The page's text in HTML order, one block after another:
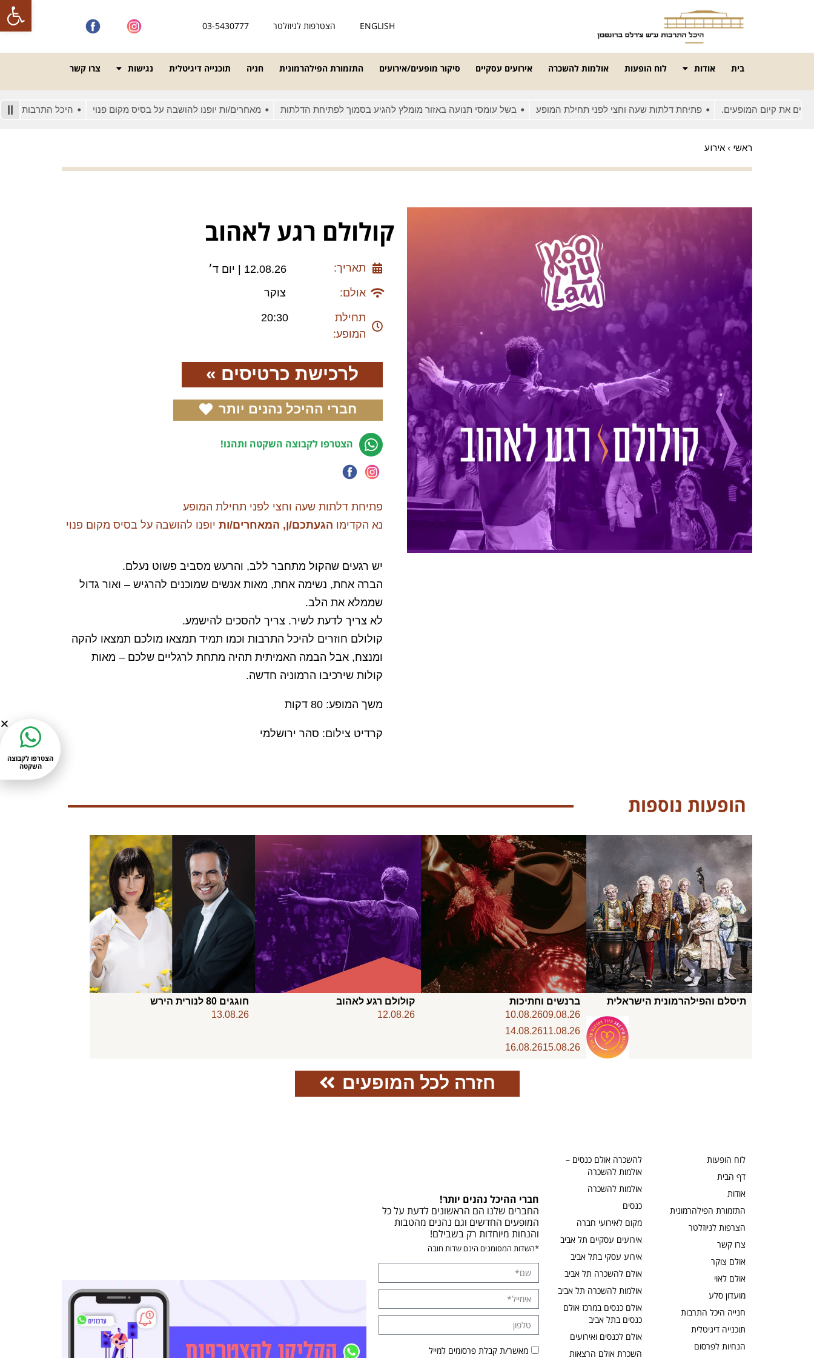
פתח
ENGLISH הצטרפות לניוזלטר 03-5430777
בית אודות לוח הופעות אולמות להשכרה אירועים עסקיים סיקור מופעים/אירועים התזמורת הפילהרמונית חניה תוכנייה דיגיטלית נגישות צרו קשר
קיום המופעים. פתיחת דלתות שעה וחצי לפני תחילת המופע בשל עומסי תנועה באזור מומלץ להגיע בסמוך לפתיחת הדלתות מאחרים/ות יופנו להושבה על בסיס מקום פנוי היכל התרבות מונגש
ראשי › אירוע
קולולם רגע לאהוב
תאריך:
12.08.26 | יום ד׳
אולם:
צוקר
תחילת
המופע:
20:30
לרכישת כרטיסים »
חברי ההיכל נהנים יותר
הצטרפו לקבוצה השקטה ותהנו!
פתיחת דלתות שעה וחצי לפני תחילת המופע
נא הקדימו הגעתכם/ן, המאחרים/ות יופנו להושבה על בסיס מקום פנוי
יש רגעים שהקול מתחבר ללב, והרעש מסביב פשוט נעלם.
הברה אחת, נשימה אחת, מאות אנשים שמוכנים להרגיש – ואור גדול
שממלא את הלב.
לא צריך לדעת לשיר. צריך להסכים להישמע.
קולולם חוזרים להיכל התרבות וכמו תמיד תמצאו מולכם תמצאו להקה
ומנצח, אבל הבמה האמיתית תהיה מתחת לרגליים שלכם – מאות
קולות שירכיבו הרמוניה חדשה.
משך המופע: 80 דקות
קרדיט צילום: סהר ירושלמי
הופעות נוספות
תיסלם והפילהרמונית הישראלית
ברנשים וחתיכות
09.08.26
10.08.26
11.08.26
14.08.26
15.08.26
16.08.26
קולולם רגע לאהוב
12.08.26
חוגגים 80 לנורית הירש
13.08.26
חזרה לכל המופעים
לוח הופעות
דף הבית
אודות
התזמורת הפילהרמונית
הצרפות לניוזלטר
צרו קשר
אולם צוקר
אולם לאוי
מועדון סלע
חנייה היכל התרבות
תוכנייה דיגיטלית
הנחיות לפרסום
להשכרה אולם כנסים –
אולמות להשכרה
אולמות להשכרה
כנסים
מקום לאירועי חברה
אירועים עסקיים תל אביב
אירוע עסקי בתל אביב
אולם להשכרה תל אביב
אולמות להשכרה תל אביב
אולם כנסים במרכז אולם
כנסים בתל אביב
אולם לכנסים ואירועים
השכרת אולם הרצאות
חברי ההיכל נהנים יותר!
החברים שלנו הם הראשונים לדעת על כל
המופעים החדשים וגם נהנים מהטבות
והנחות מיוחדות רק בשבילם!
*השדות המסומנים הינם שדות חובה
מאשר/ת קבלת פרסומים למייל
הצטרפו לקבוצה
השקטה